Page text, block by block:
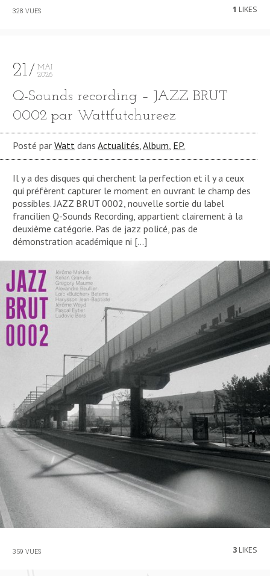
328 VUES 1 LIKES
21
MAI
2026
Q-Sounds recording – JAZZ BRUT
0002 par Wattfutchureez
Posté parWatt dansActualités,Album, EP.
Il y a des disques qui cherchent la perfection et il y a ceux
qui préfèrent capturer le moment en ouvrant le champ des
possibles. JAZZ BRUT 0002, nouvelle sortie du label
francilien Q-Sounds Recording, appartient clairement à la
deuxième catégorie. Pas de jazz policé, pas de
démonstration académique ni […]
359 VUES 3LIKES